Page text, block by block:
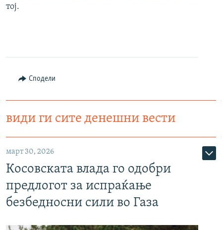
тој.
Сподели
види ги сите денешни вести
март 30, 2026
Косовската влада го одобри
предлогот за испраќање
безбедносни сили во Газа